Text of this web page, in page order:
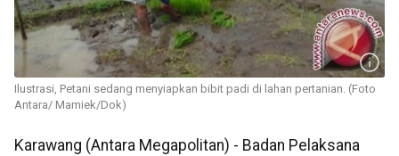
Ilustrasi, Petani sedang menyiapkan bibit padi di lahan pertanian. (Foto
Antara/ Mamiek/Dok)
Karawang (Antara Megapolitan) - Badan Pelaksana